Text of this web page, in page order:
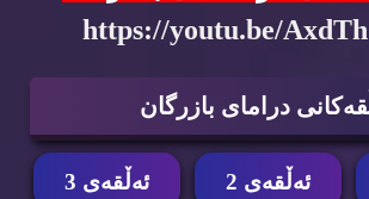
https://youtu.be/
درامای بازرگان
ئه‌ڵقه‌ی 2 ئه‌ڵقه‌ی 3